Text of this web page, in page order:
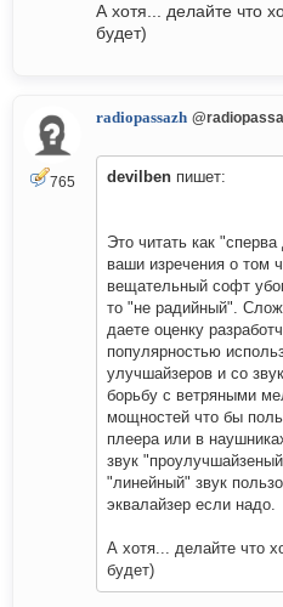
А хотя... делайте что
будет)
765
radiopassazh
devilben пишет:
Это читать как
ваши изречения о том
вещательный софт
то "не радийный".
даете оценку
популярностью
улучшайзеров и со
борьбу с ветряными
мощностей что бы
плеера или в
звук
"линейный" звук
эквалайзер если надо.
А хотя... делайте что
будет)